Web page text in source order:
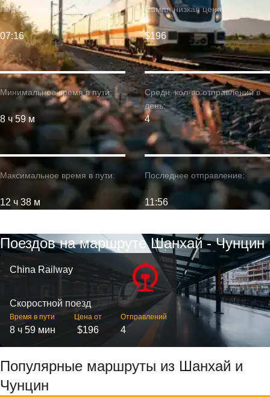
Минимальное время в пути:
8 ч 59 м
Первое отправление:
07:16
Максимальное время в пути:
12 ч 38 м
Самая низкая цена:
$196
Средн. кол-во отправлений в
день:
4
Последнее отправление:
11:56
Поездов на маршруте Шанхай - Чунцин
China Railway
Скоростной поезд
Время в пути
8 ч 59 мин
Цена от
$196
Отправлений
4
Популярные маршруты из Шанхай и
Чунцин